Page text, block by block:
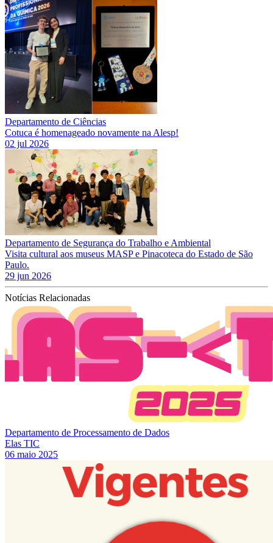
Departamento de Ciências
Cotuca é homenageado novamente na Alesp!
02 jul 2026
Departamento de Segurança do Trabalho e Ambiental
Visita cultural aos museus MASP e Pinacoteca do Estado de São
Paulo.
29 jun 2026
Notícias Relacionadas
Departamento de Processamento de Dados
Elas TIC
06 maio 2025